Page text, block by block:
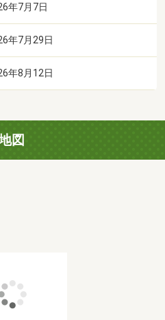
年7月7日
年7月29日
年8月12日
図